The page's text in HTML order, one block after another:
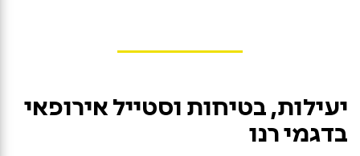
יעילות, בטיחות וסטייל אירופאי
בדגמי רנו